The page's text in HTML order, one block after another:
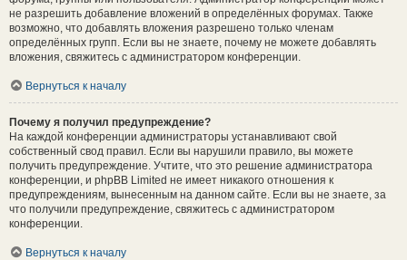
не разрешить добавление вложений в определённых форумах. Также
возможно, что добавлять вложения разрешено только членам
определённых групп. Если вы не знаете, почему не можете добавлять
вложения, свяжитесь с администратором конференции.
Вернуться к началу
Почему я получил предупреждение?
На каждой конференции администраторы устанавливают свой
собственный свод правил. Если вы нарушили правило, вы можете
получить предупреждение. Учтите, что это решение администратора
конференции, и phpBB Limited не имеет никакого отношения к
предупреждениям, вынесенным на данном сайте. Если вы не знаете, за
что получили предупреждение, свяжитесь с администратором
конференции.
Вернуться к началу